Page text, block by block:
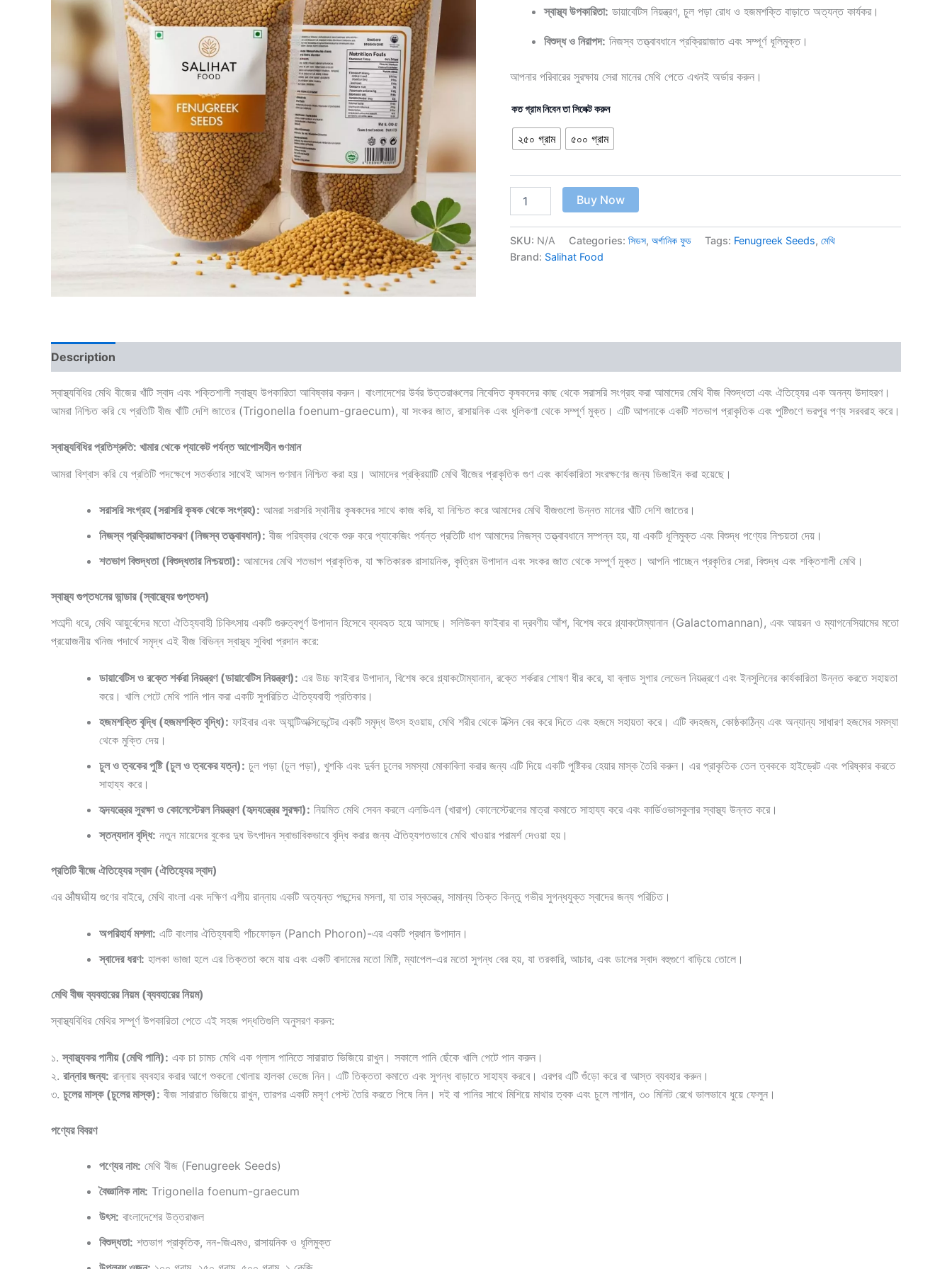
স্বাস্থ্য উপকারিতা: ডায়াবেটিস নিয়ন্ত্রণ, চুল পড়া রোধ ও হজমশক্তি বাড়াতে অত্যন্ত কার্যকর।
বিশুদ্ধ ও নিরাপদ: নিজস্ব তত্ত্বাবধানে প্রক্রিয়াজাত এবং সম্পূর্ণ ধূলিমুক্ত।
আপনার পরিবারের সুরক্ষায় সেরা মানের মেথি পেতে এখনই অর্ডার করুন।
কত গ্রাম নিবেন তা সিলেক্ট করুন
২৫০ গ্রাম ৫০০ গ্রাম
Buy Now
SKU: N/A Categories: সিডস, অর্গানিক ফুড Tags: Fenugreek Seeds, মেথি
Brand: Salihat Food
Description
স্বাস্থ্যবিধির মেথি বীজের খাঁটি স্বাদ এবং শক্তিশালী স্বাস্থ্য উপকারিতা আবিষ্কার করুন। বাংলাদেশের উর্বর উত্তরাঞ্চলের নিবেদিত কৃষকদের কাছ থেকে সরাসরি সংগ্রহ করা আমাদের মেথি বীজ বিশুদ্ধতা এবং ঐতিহ্যের এক অনন্য উদাহরণ।
আমরা নিশ্চিত করি যে প্রতিটি বীজ খাঁটি দেশি জাতের (Trigonella foenum-graecum), যা সংকর জাত, রাসায়নিক এবং ধূলিকণা থেকে সম্পূর্ণ মুক্ত। এটি আপনাকে একটি শতভাগ প্রাকৃতিক এবং পুষ্টিগুণে ভরপুর পণ্য সরবরাহ করে।
স্বাস্থ্যবিধির প্রতিশ্রুতি: খামার থেকে প্যাকেট পর্যন্ত আপোসহীন গুণমান
আমরা বিশ্বাস করি যে প্রতিটি পদক্ষেপে সতর্কতার সাথেই আসল গুণমান নিশ্চিত করা হয়। আমাদের প্রক্রিয়াটি মেথি বীজের প্রাকৃতিক গুণ এবং কার্যকারিতা সংরক্ষণের জন্য ডিজাইন করা হয়েছে।
সরাসরি সংগ্রহ (সরাসরি কৃষক থেকে সংগ্রহ): আমরা সরাসরি স্থানীয় কৃষকদের সাথে কাজ করি, যা নিশ্চিত করে আমাদের মেথি বীজগুলো উন্নত মানের খাঁটি দেশি জাতের।
নিজস্ব প্রক্রিয়াজাতকরণ (নিজস্ব তত্ত্বাবধান): বীজ পরিষ্কার থেকে শুরু করে প্যাকেজিং পর্যন্ত প্রতিটি ধাপ আমাদের নিজস্ব তত্ত্বাবধানে সম্পন্ন হয়, যা একটি ধূলিমুক্ত এবং বিশুদ্ধ পণ্যের নিশ্চয়তা দেয়।
শতভাগ বিশুদ্ধতা (বিশুদ্ধতার নিশ্চয়তা): আমাদের মেথি শতভাগ প্রাকৃতিক, যা ক্ষতিকারক রাসায়নিক, কৃত্রিম উপাদান এবং সংকর জাত থেকে সম্পূর্ণ মুক্ত। আপনি পাচ্ছেন প্রকৃতির সেরা, বিশুদ্ধ এবং শক্তিশালী মেথি।
স্বাস্থ্য গুপ্তধনের ভান্ডার (স্বাস্থ্যের গুপ্তধন)
শতাব্দী ধরে, মেথি আয়ুর্বেদের মতো ঐতিহ্যবাহী চিকিৎসায় একটি গুরুত্বপূর্ণ উপাদান হিসেবে ব্যবহৃত হয়ে আসছে। সলিউবল ফাইবার বা দ্রবণীয় আঁশ, বিশেষ করে গ্ল্যাকটোম্যানান (Galactomannan), এবং আয়রন ও ম্যাগনেসিয়ামের মতো
প্রয়োজনীয় খনিজ পদার্থে সমৃদ্ধ এই বীজ বিভিন্ন স্বাস্থ্য সুবিধা প্রদান করে:
ডায়াবেটিস ও রক্তে শর্করা নিয়ন্ত্রণ (ডায়াবেটিস নিয়ন্ত্রণ): এর উচ্চ ফাইবার উপাদান, বিশেষ করে গ্ল্যাকটোম্যানান, রক্তে শর্করার শোষণ ধীর করে, যা ব্লাড সুগার লেভেল নিয়ন্ত্রণে এবং ইনসুলিনের কার্যকারিতা উন্নত করতে সহায়তা
করে। খালি পেটে মেথি পানি পান করা একটি সুপরিচিত ঐতিহ্যবাহী প্রতিকার।
হজমশক্তি বৃদ্ধি (হজমশক্তি বৃদ্ধি): ফাইবার এবং অ্যান্টিঅক্সিডেন্টের একটি সমৃদ্ধ উৎস হওয়ায়, মেথি শরীর থেকে টক্সিন বের করে দিতে এবং হজমে সহায়তা করে। এটি বদহজম, কোষ্ঠকাঠিন্য এবং অন্যান্য সাধারণ হজমের সমস্যা
থেকে মুক্তি দেয়।
চুল ও ত্বকের পুষ্টি (চুল ও ত্বকের যত্ন): চুল পড়া (চুল পড়া), খুশকি এবং দুর্বল চুলের সমস্যা মোকাবিলা করার জন্য এটি দিয়ে একটি পুষ্টিকর হেয়ার মাস্ক তৈরি করুন। এর প্রাকৃতিক তেল ত্বককে হাইড্রেট এবং পরিষ্কার করতে
সাহায্য করে।
হৃদযন্ত্রের সুরক্ষা ও কোলেস্টেরল নিয়ন্ত্রণ (হৃদযন্ত্রের সুরক্ষা): নিয়মিত মেথি সেবন করলে এলডিএল (খারাপ) কোলেস্টেরলের মাত্রা কমাতে সাহায্য করে এবং কার্ডিওভাসকুলার স্বাস্থ্য উন্নত করে।
স্তন্যদান বৃদ্ধি: নতুন মায়েদের বুকের দুধ উৎপাদন স্বাভাবিকভাবে বৃদ্ধি করার জন্য ঐতিহ্যগতভাবে মেথি খাওয়ার পরামর্শ দেওয়া হয়।
প্রতিটি বীজে ঐতিহ্যের স্বাদ (ঐতিহ্যের স্বাদ)
এর औषधीय গুণের বাইরে, মেথি বাংলা এবং দক্ষিণ এশীয় রান্নায় একটি অত্যন্ত পছন্দের মসলা, যা তার স্বতন্ত্র, সামান্য তিক্ত কিন্তু গভীর সুগন্ধযুক্ত স্বাদের জন্য পরিচিত।
অপরিহার্য মশলা: এটি বাংলার ঐতিহ্যবাহী পাঁচফোড়ন (Panch Phoron)-এর একটি প্রধান উপাদান।
স্বাদের ধরণ: হালকা ভাজা হলে এর তিক্ততা কমে যায় এবং একটি বাদামের মতো মিষ্টি, ম্যাপেল-এর মতো সুগন্ধ বের হয়, যা তরকারি, আচার, এবং ডালের স্বাদ বহুগুণে বাড়িয়ে তোলে।
মেথি বীজ ব্যবহারের নিয়ম (ব্যবহারের নিয়ম)
স্বাস্থ্যবিধির মেথির সম্পূর্ণ উপকারিতা পেতে এই সহজ পদ্ধতিগুলি অনুসরণ করুন:
১.স্বাস্থ্যকর পানীয় (মেথি পানি): এক চা চামচ মেথি এক গ্লাস পানিতে সারারাত ভিজিয়ে রাখুন। সকালে পানি ছেঁকে খালি পেটে পান করুন।
২. রান্নার জন্য: রান্নায় ব্যবহার করার আগে শুকনো খোলায় হালকা ভেজে নিন। এটি তিক্ততা কমাতে এবং সুগন্ধ বাড়াতে সাহায্য করবে। এরপর এটি গুঁড়ো করে বা আস্ত ব্যবহার করুন।
৩. চুলের মাস্ক (চুলের মাস্ক): বীজ সারারাত ভিজিয়ে রাখুন, তারপর একটি মসৃণ পেস্ট তৈরি করতে পিষে নিন। দই বা পানির সাথে মিশিয়ে মাথার ত্বক এবং চুলে লাগান, ৩০ মিনিট রেখে ভালভাবে ধুয়ে ফেলুন।
পণ্যের বিবরণ
পণ্যের নাম: মেথি বীজ (Fenugreek Seeds)
বৈজ্ঞানিক নাম: Trigonella foenum-graecum
উৎস: বাংলাদেশের উত্তরাঞ্চল
বিশুদ্ধতা: শতভাগ প্রাকৃতিক, নন-জিএমও, রাসায়নিক ও ধূলিমুক্ত